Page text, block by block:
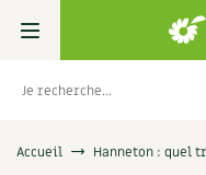
Livres
Accueil Hanneton : quel